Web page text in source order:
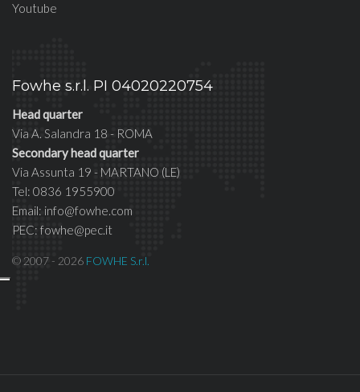
Youtube
Fowhe s.r.l. PI 04020220754
Head quarter
Via A. Salandra 18 - ROMA
Secondary head quarter
Via Assunta 19 - MARTANO (LE)
Tel: 0836 1955900
Email: info@fowhe.com
PEC: fowhe@pec.it
© 2007 - 2026 FOWHE S.r.l.